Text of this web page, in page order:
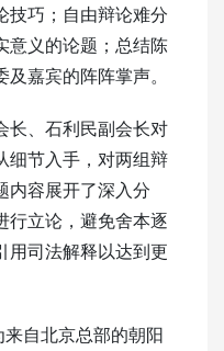
技巧；自由辩论难分
意义的论题；总结陈
嘉宾的阵阵掌声。
长、石利民副会长对
细节入手，对两组辩
内容展开了深入分
行立论，避免舍本逐
用司法解释以达到更
来自北京总部的朝阳